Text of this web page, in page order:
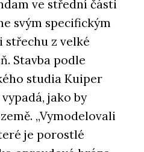
ve střední části
svým specifickým
střechu z velké
Stavba podle
studia Kuiper
jako by
„Vymodelovali
je porostlé